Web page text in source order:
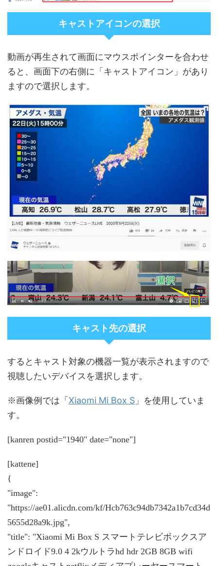
キャストアイコンの選択
動画が再生されて画面にマウスポインターを合わせ
ると、画面下の右側に「キャストアイコン」があり
ますので選択します。
キャスト先の選択
するとキャスト対象の機器一覧が表示されますので
視聴したいデバイスを選択します。
※画像例では「 Xiaomi Mi Box S 」を使用していま
す。
[kanren postid="1940" date="none"]
[kattene]
{
"image":
"https://ae01.alicdn.com/kf/Hcb763c94db7342a1b7cd34d
5655d28a9k.jpg",
"title": "Xiaomi Mi Box S スマートテレビボックスア
ンドロイド9.0 4 2kウルトラhd hdr 2GB 8GB wifi